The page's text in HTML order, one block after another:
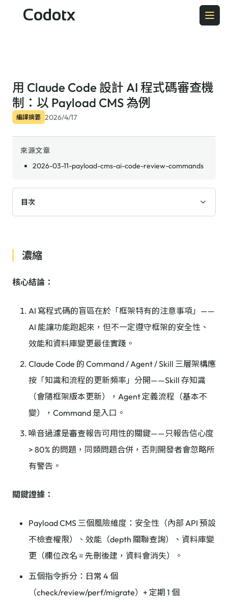
Codotx
用 Claude Code 設計 AI 程式碼審查機
制：以 Payload CMS 為例
編譯摘要 2026/4/17
來源文章
2026-03-11-payload-cms-ai-code-review-commands
目次
濃縮
核心結論：
AI 寫程式碼的盲區在於「框架特有的注意事項」——
AI 能讓功能跑起來，但不一定遵守框架的安全性、
效能和資料庫變更最佳實踐。
Claude Code 的 Command / Agent / Skill 三層架構應
按「知識和流程的更新頻率」分開——Skill 存知識
（會隨框架版本更新），Agent 定義流程（基本不
變），Command 是入口。
噪音過濾是審查報告可用性的關鍵——只報告信心度
> 80% 的問題，同類問題合併，否則開發者會忽略所
有警告。
關鍵證據：
Payload CMS 三個風險維度：安全性（內部 API 預設
不檢查權限）、效能（depth 關聯查詢）、資料庫變
更（欄位改名 = 先刪後建，資料會消失）。
五個指令拆分：日常 4 個
（check/review/perf/migrate）+ 定期 1 個